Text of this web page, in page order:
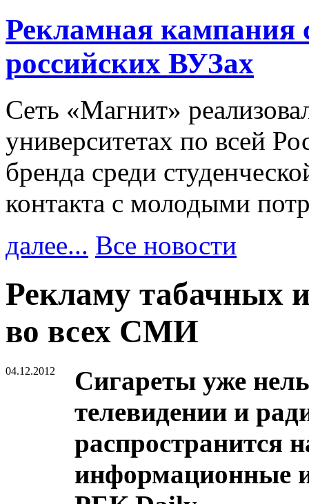
Рекламная кампания
российских ВУЗах
Сеть «Магнит»
университетах по всей
бренда среди
контакта с молодыми
далее... Все новости
Рекламу табачных
во всех СМИ
04.12.2012
Сигареты уже
телевидении и
распространится
информационные